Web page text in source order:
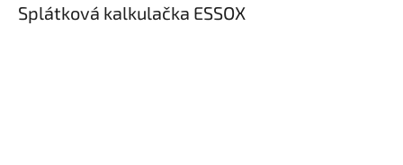
Splátková kalkulačka ESSOX